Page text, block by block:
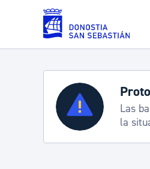
Saltar al contenido principal
Servicios
Padrón y
Las
la